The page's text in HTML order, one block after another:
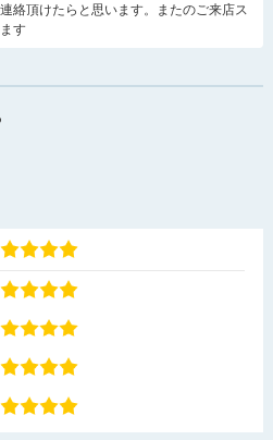
絡頂けたらと思います。またのご来店ス
す